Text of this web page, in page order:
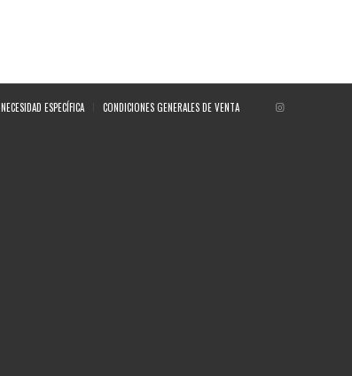
NECESIDAD ESPECÍFICA CONDICIONES GENERALES DE VENTA